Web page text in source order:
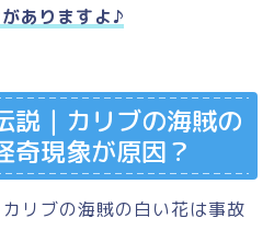
ありますよ♪
説｜カリブの海賊の
奇現象が原因？